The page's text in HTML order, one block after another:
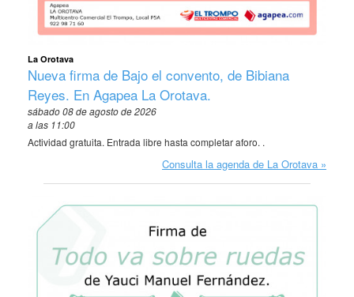
La Orotava
Nueva firma de Bajo el convento, de Bibiana
Reyes. En Agapea La Orotava.
sábado 08 de agosto de 2026
a las 11:00
Actividad gratuita. Entrada libre hasta completar aforo. .
Consulta la agenda de La Orotava